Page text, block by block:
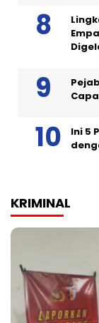
Ini 5
KRIMINAL